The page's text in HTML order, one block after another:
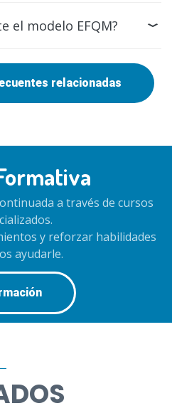
el modelo EFQM?
relacionadas
a través de cursos
y reforzar habilidades
ayudarle.